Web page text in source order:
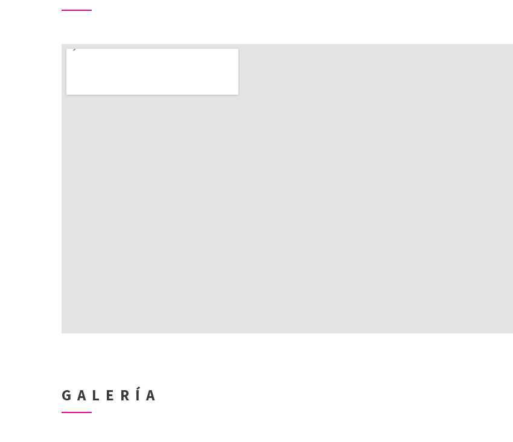
GALERÍA